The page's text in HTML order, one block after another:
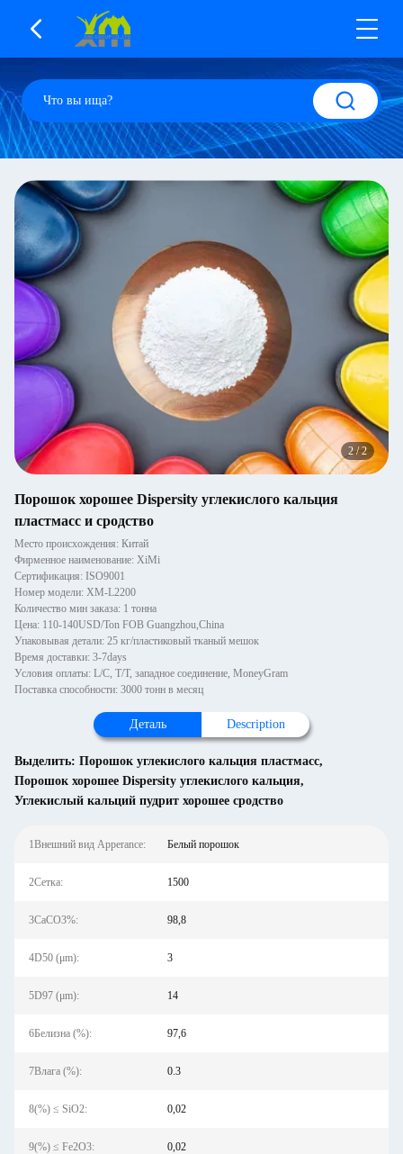
2/2
Порошок хорошее Dispersity углекислого кальция
пластмасс и сродство
Место происхождения: Китай
Фирменное наименование: XiMi
Сертификация: ISO9001
Номер модели: XM-L2200
Количество мин заказа: 1 тонна
Цена: 110-140USD/Ton FOB Guangzhou,China
Упаковывая детали: 25 кг/пластиковый тканый мешок
Время доставки: 3-7days
Условия оплаты: L/C, T/T, западное соединение, MoneyGram
Поставка способности: 3000 тонн в месяц
Деталь Description
Выделить: Порошок углекислого кальция пластмасс,
Порошок хорошее Dispersity углекислого кальция,
Углекислый кальций пудрит хорошее сродство
1Внешний вид Apperance: Белый порошок
2Сетка: 1500
3CaCO3%: 98,8
4D50 (μm): 3
5D97 (μm): 14
6Белизна (%): 97,6
7Влага (%): 0.3
8(%) ≤ SiO2: 0,02
9(%) ≤ Fe2O3: 0,02